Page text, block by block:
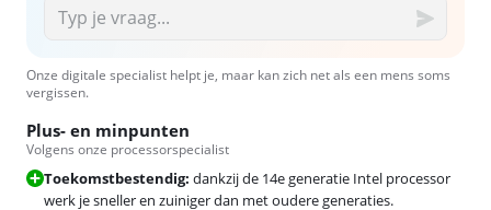
Onze digitale specialist helpt je, maar kan zich net als een mens soms
vergissen.
Plus- en minpunten
Volgens onze processorspecialist
Toekomstbestendig: dankzij de 14e generatie Intel processor
werk je sneller en zuiniger dan met oudere generaties.